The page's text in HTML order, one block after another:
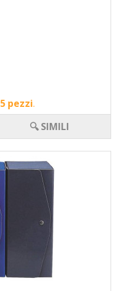
5 pezzi.
🔍 SIMILI